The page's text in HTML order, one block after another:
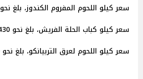
سعر كيلو اللحوم المفروم الكندوز، بلغ نحو 360 جنيهًا.
سعر كيلو كباب الحلة الفريش، بلغ نحو 430 جنيهًا.
سعر كيلو اللحوم لعرق التربيانكو، بلغ نحو 420 جنيهًا.